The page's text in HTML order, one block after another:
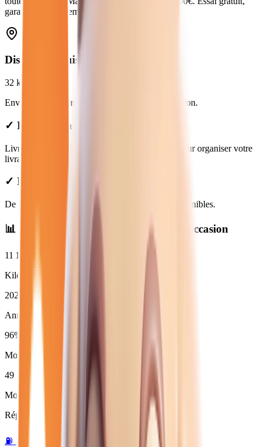
garantie et financement disponible.
Distance depuis
32 km
Environ
en voiture jusqu'à notre concession.
✓ Livraison à Melun : forfait de 49€
Livraison disponible à Melun. Contactez-nous pour organiser votre
livraison.
✓ Prix Transparents
De 48 950 €. Financement et LOA disponibles.
📊 Statistiques des neuves et d'occasion
11 165
Kilométrage moyen
2025
Année moyenne
96%
Moins de 3 ans (
49
Moins de 50 000 km
Répartition par motorisation :
⛽ 11 hybride →